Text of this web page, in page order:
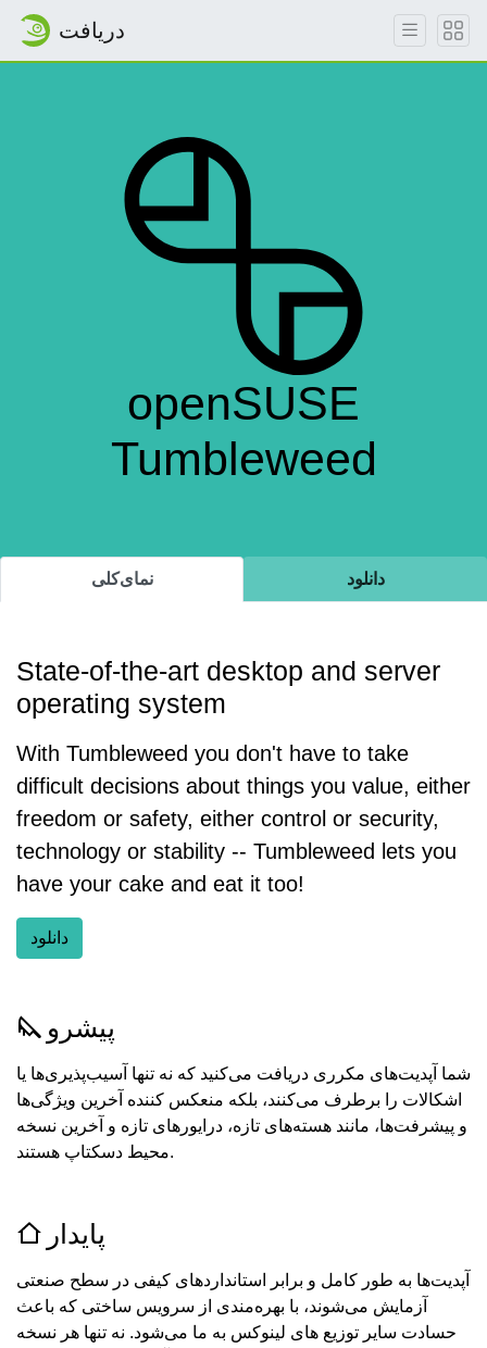
دریافت
openSUSE
Tumbleweed
نمای‌کلی دانلود
State-of-the-art desktop and server
operating system
With Tumbleweed you don't have to take
difficult decisions about things you value, either
freedom or safety, either control or security,
technology or stability -- Tumbleweed lets you
have your cake and eat it too!
دانلود
پیشرو
شما آپدیت‌های مکرری دریافت می‌کنید که نه تنها آسیب‌پذیری‌ها یا
اشکالات را برطرف می‌کنند، بلکه منعکس‌ کننده آخرین ویژگی‌ها
و پیشرفت‌ها، مانند هسته‌های تازه، درایورهای تازه و آخرین نسخه‌
محیط دسکتاپ هستند.
پایدار
آپدیت‌ها به طور کامل و برابر استانداردهای کیفی در سطح صنعتی
آزمایش می‌شوند، با بهره‌مندی از سرویس ساختی که باعث
حسادت سایر توزیع های لینوکس به ما می‌شود. نه تنها هر نسخه